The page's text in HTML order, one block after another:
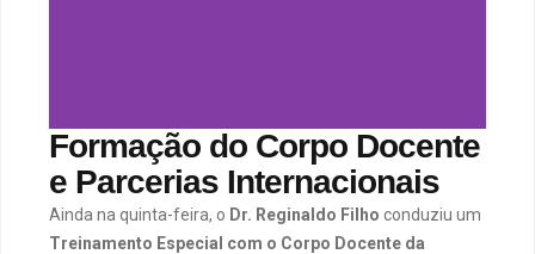
Formação do Corpo Docente
e Parcerias Internacionais
Ainda na quinta-feira, o Dr. Reginaldo Filho conduziu um
Treinamento Especial com o Corpo Docente da